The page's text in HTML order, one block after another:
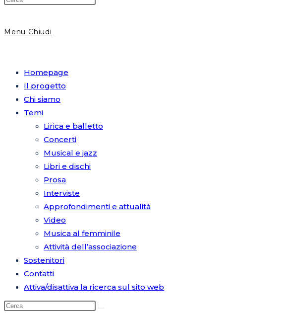
Menu Chiudi
Homepage
Il progetto
Chi siamo
Temi
Lirica e balletto
Concerti
Musical e jazz
Libri e dischi
Prosa
Interviste
Approfondimenti e attualità
Video
Musica al femminile
Attività dell’associazione
Sostenitori
Contatti
Attiva/disattiva la ricerca sul sito web